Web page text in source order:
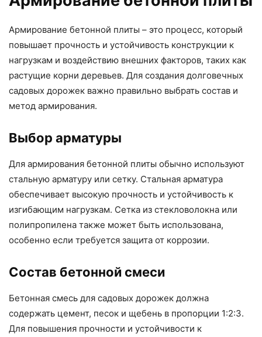
Армирование бетонной плиты – это процесс, который
повышает прочность и устойчивость конструкции к
нагрузкам и воздействию внешних факторов, таких как
растущие корни деревьев. Для создания долговечных
садовых дорожек важно правильно выбрать состав и
метод армирования.
Выбор арматуры
Для армирования бетонной плиты обычно используют
стальную арматуру или сетку. Стальная арматура
обеспечивает высокую прочность и устойчивость к
изгибающим нагрузкам. Сетка из стекловолокна или
полипропилена также может быть использована,
особенно если требуется защита от коррозии.
Состав бетонной смеси
Бетонная смесь для садовых дорожек должна
содержать цемент, песок и щебень в пропорции 1:2:3.
Для повышения прочности и устойчивости к